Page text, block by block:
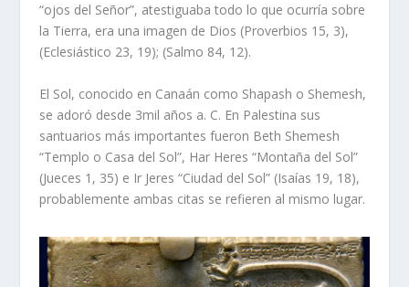
“ojos del Señor”, atestiguaba todo lo que ocurría sobre
la Tierra, era una imagen de Dios (Proverbios 15, 3),
(Eclesiástico 23, 19); (Salmo 84, 12).
El Sol, conocido en Canaán como Shapash o Shemesh,
se adoró desde 3mil años a. C. En Palestina sus
santuarios más importantes fueron Beth Shemesh
“Templo o Casa del Sol”, Har Heres “Montaña del Sol”
(Jueces 1, 35) e Ir Jeres “Ciudad del Sol” (Isaías 19, 18),
probablemente ambas citas se refieren al mismo lugar.